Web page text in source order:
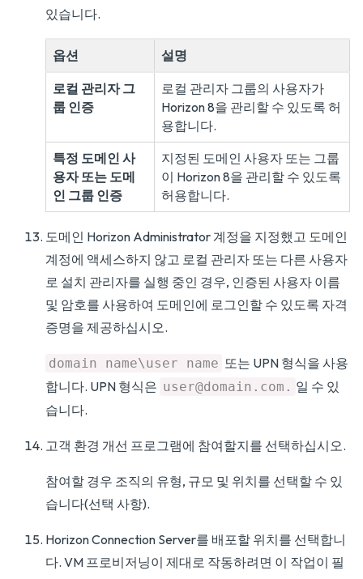
있습니다.
옵션 설명
로컬 관리자 그
룹 인증
로컬 관리자 그룹의 사용자가
Horizon 8을 관리할 수 있도록 허
용합니다.
특정 도메인 사
용자 또는 도메
인 그룹 인증
지정된 도메인 사용자 또는 그룹
이 Horizon 8을 관리할 수 있도록
허용합니다.
도메인 Horizon Administrator 계정을 지정했고 도메인
계정에 액세스하지 않고 로컬 관리자 또는 다른 사용자
로 설치 관리자를 실행 중인 경우, 인증된 사용자 이름
및 암호를 사용하여 도메인에 로그인할 수 있도록 자격
증명을 제공하십시오.
domain name\user name 또는 UPN 형식을 사용
합니다. UPN 형식은 user@domain.com. 일 수 있
습니다.
고객 환경 개선 프로그램에 참여할지를 선택하십시오.
참여할 경우 조직의 유형, 규모 및 위치를 선택할 수 있
습니다(선택 사항).
Horizon Connection Server를 배포할 위치를 선택합니
다. VM 프로비저닝이 제대로 작동하려면 이 작업이 필